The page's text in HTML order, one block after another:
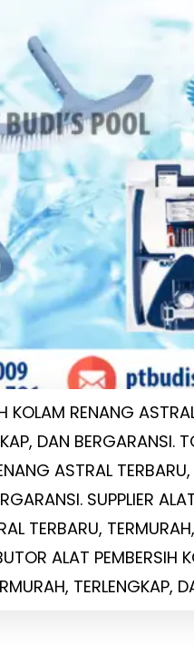
KOLAM RENANG
DAN BERGARANSI.
ASTRAL
SUPPLIER
TERBARU,
ALAT PEMBERSIH
TERLENGKAP,